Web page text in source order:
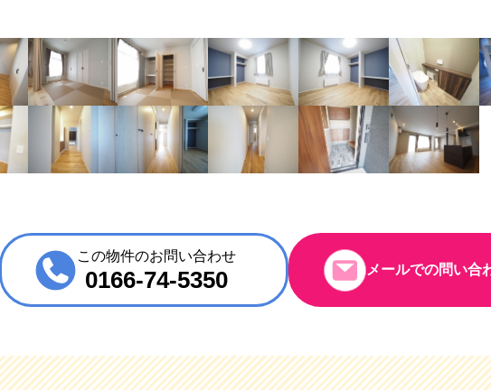
この物件のお問い合わせ
0166-74-5350 メールでの問い合